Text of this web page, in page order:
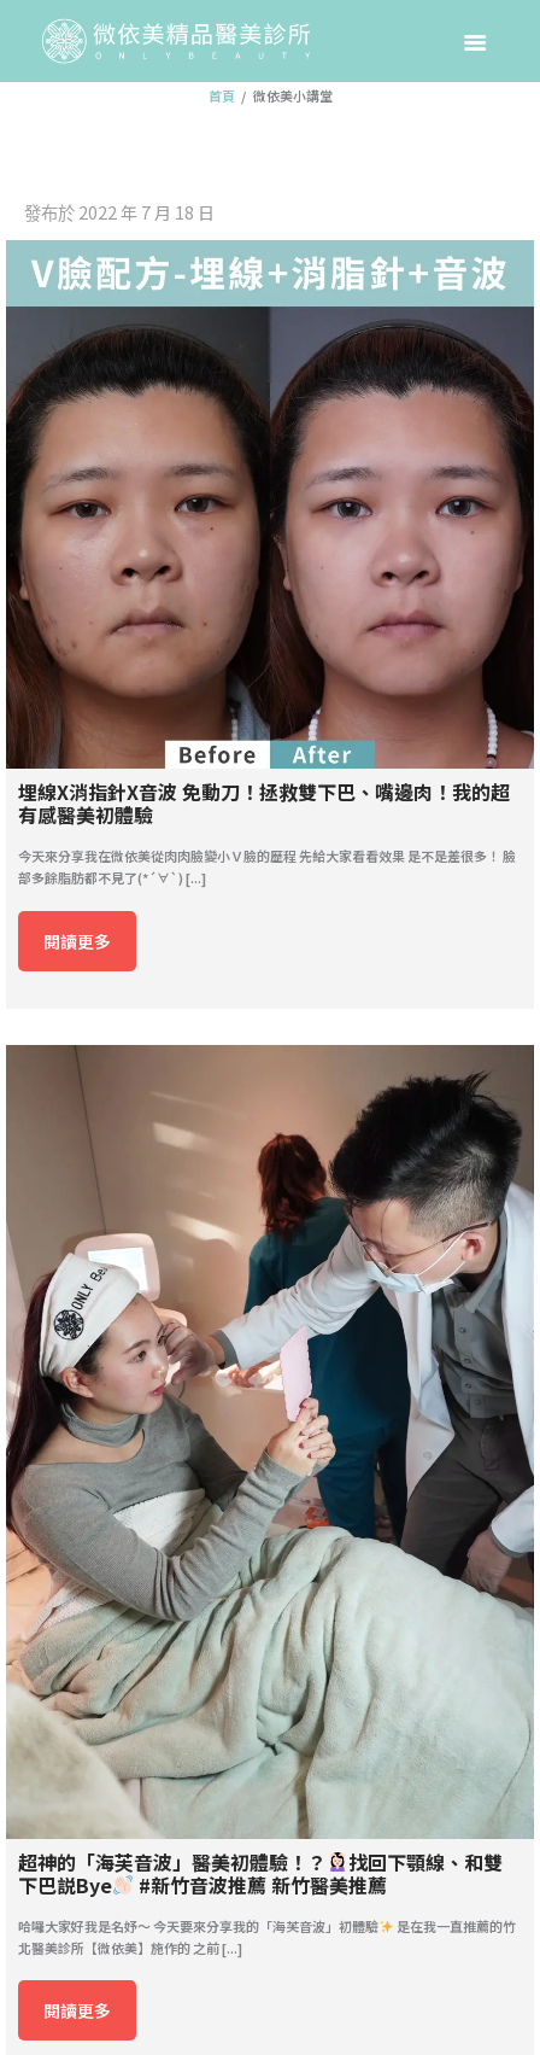
微依美小講堂
首頁 微依美小講堂
發布於 2022 年 7 月 18 日
埋線X消指針X音波 免動刀！拯救雙下巴、嘴邊肉！我的超
有感醫美初體驗
今天來分享我在微依美從肉肉臉變小Ｖ臉的歷程 先給大家看看效果 是不是差很多！ 臉
部多餘脂肪都不見了(*´∀`) [...]
閱讀更多
超神的「海芙音波」醫美初體驗！？ 找回下顎線、和雙
下巴説Bye #新竹音波推薦 新竹醫美推薦
哈囉大家好我是名妤～ 今天要來分享我的「海芙音波」初體驗
是在我一直推薦的竹
北醫美診所【微依美】施作的 之前 [...]
閱讀更多